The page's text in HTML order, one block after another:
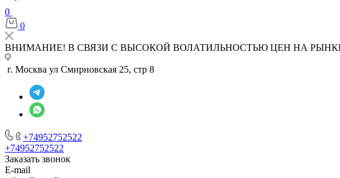
0
0
ВНИМАНИЕ! В СВЯЗИ С ВЫСОКОЙ ВОЛАТИЛЬНОСТЬЮ ЦЕН НА
г. Москва ул Смирновская 25, стр 8
+74952752522
+74952752522
Заказать звонок
E-mail